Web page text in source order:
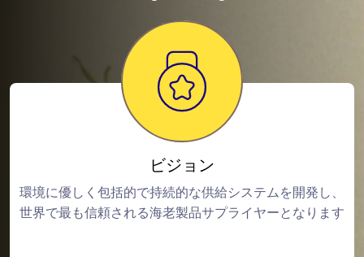
ビジョン
環境に優しく包括的で持続的な供給システムを開発し、
世界で最も信頼される海老製品サプライヤーとなります